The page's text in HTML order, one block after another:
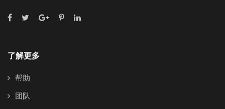
了解更多
帮助
团队